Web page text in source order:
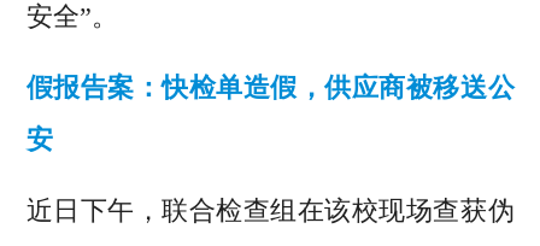
安全”。
假报告案：快检单造假，供应商被移送公
安
近日下午，联合检查组在该校现场查获伪